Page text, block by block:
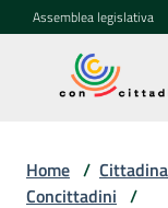
Vai al contenuto
Vai alla navigazione
Vai al footer
Assemblea legislativa
Home /
Concittadini /